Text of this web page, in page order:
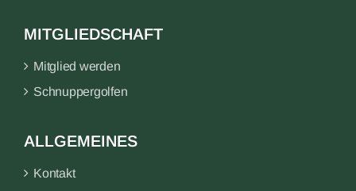
MITGLIEDSCHAFT
Mitglied werden
Schnuppergolfen
ALLGEMEINES
Kontakt